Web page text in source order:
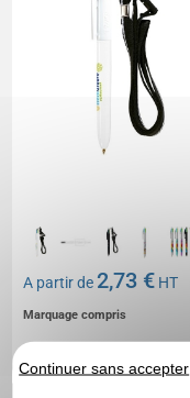
A partir de 2,73 € HT
Marquage compris
DEVIS EXPRESS
Continuer sans accepter